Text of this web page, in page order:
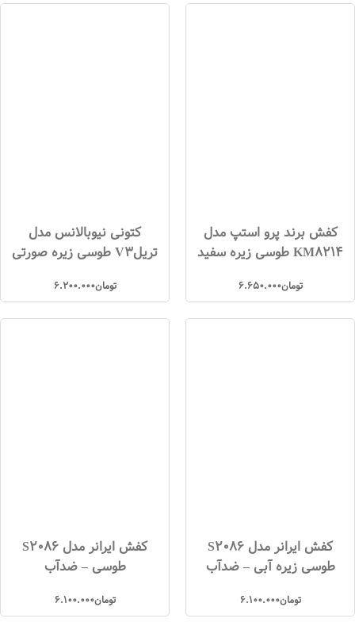
کفش برند پرو استپ مدل
KM8214 طوسی زیره سفید
تومان6.650.000
کتونی نیوبالانس مدل
تریلV3 طوسی زیره صورتی
تومان6.200.000
کفش ایرانر مدل S2086
طوسی زیره آبی – ضدآب
تومان6.100.000
کفش ایرانر مدل S2086
طوسی – ضدآب
تومان6.100.000